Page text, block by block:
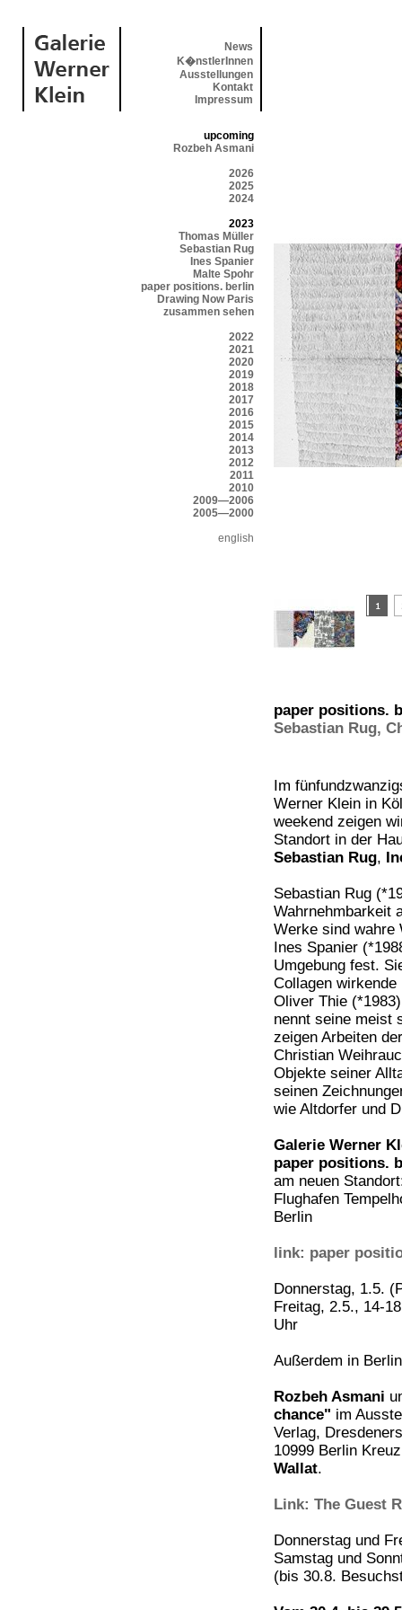
News
K�nstlerInnen
Ausstellungen
Kontakt
Impressum
upcoming
Rozbeh Asmani
2026
2025
2024
2023
Thomas Müller
Sebastian Rug
Ines Spanier
Malte Spohr
paper positions. berlin
Drawing Now Paris
zusammen sehen
2022
2021
2020
2019
2018
2017
2016
2015
2014
2013
2012
2011
2010
2009—2006
2005—2000
english
paper positions.
Sebastian Rug,
Im
Werner Klein in
weekend zeigen
Standort in der
Sebastian Rug,
Sebastian Rug
Wahrnehmbarkeit
Werke sind wahre
Ines Spanier
Umgebung fest.
Collagen
Oliver Thie
nennt seine meist
zeigen Arbeiten
Christian
Objekte seiner
seinen
wie Altdorfer und
Galerie Werner
paper positions.
am neuen
Flughafen
Berlin
link: paper
Donnerstag, 1.5.
Freitag, 2.5., 14-
Uhr
Außerdem in
Rozbeh Asmani
chance" im
Verlag,
10999 Berlin
Wallat.
Link: The Guest
Donnerstag und
Samstag und
(bis 30.8.